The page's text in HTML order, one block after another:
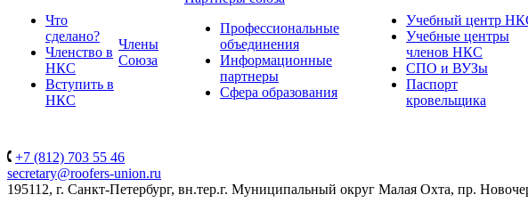
Что
сделано?
Членство в
НКС
Вступить в
НКС
Члены
Союза
Профессиональные
объединения
Информационные
партнеры
Сфера образования
Учебный центр
Учебные центры
членов НКС
СПО и ВУЗы
Паспорт
кровельщика
+7 (812) 703 55 46
secretary@roofers-union.ru
195112, г. Санкт-Петербург, вн.тер.г. Муниципальный округ Малая Охта, пр.